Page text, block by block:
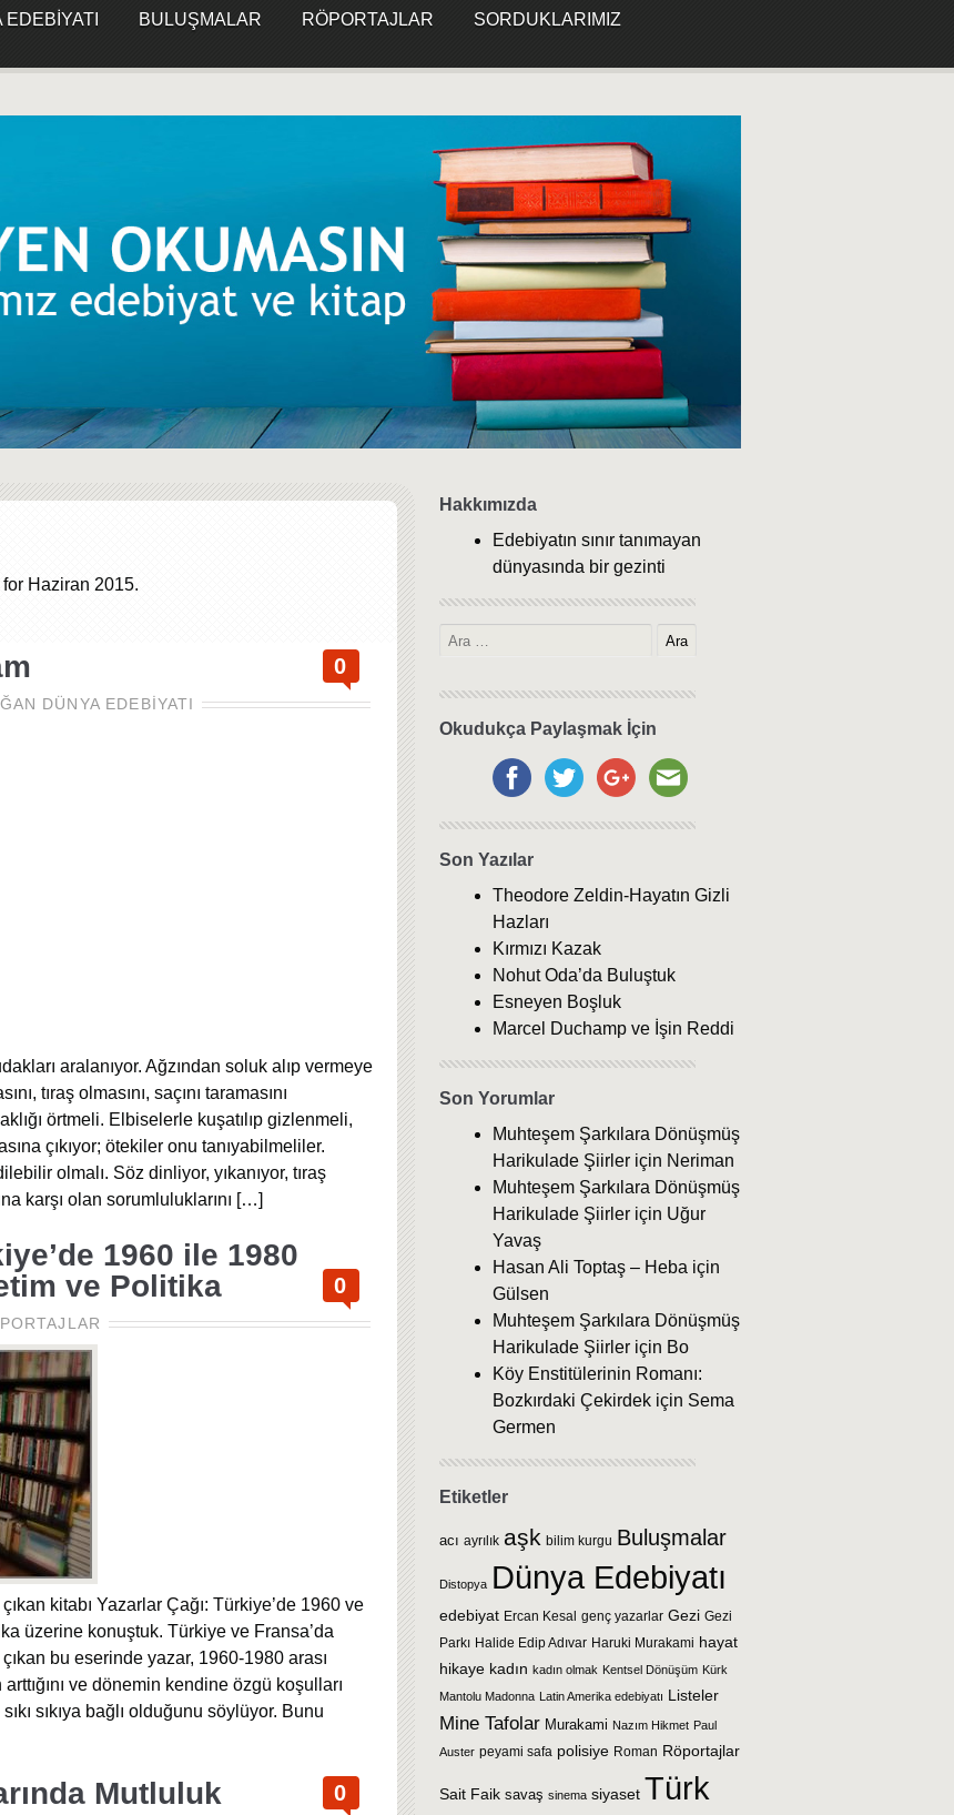
EDEBIYATI BULUŞMALAR RÖPORTAJLAR
SORDUKLARIMIZ
Haziran 2015.
DÜNYA EDEBIYATI
0
aralanıyor. Ağzından soluk alıp vermeye
tıraş olmasını, saçını taramasını
örtmeli. Elbiselerle kuşatılıp gizlenmeli,
çıkıyor; ötekiler onu tanıyabilmeliler.
olmalı. Söz dinliyor, yıkanıyor, tıraş
karşı olan sorumluluklarını […]
1960 ile 1980
ve Politika
0
kitabı Yazarlar Çağı: Türkiye’de 1960 ve
üzerine konuştuk. Türkiye ve Fransa’da
bu eserinde yazar, 1960-1980 arası
ve dönemin kendine özgü koşulları
sıkıya bağlı olduğunu söylüyor. Bunu
Mutluluk 0
Hakkımızda
Edebiyatın sınır tanımayan
dünyasında bir gezinti
Okudukça Paylaşmak İçin
Son Yazılar
Theodore Zeldin-Hayatın Gizli
Hazları
Kırmızı Kazak
Nohut Oda’da Buluştuk
Esneyen Boşluk
Marcel Duchamp ve İşin Reddi
Son Yorumlar
Muhteşem Şarkılara Dönüşmüş
Harikulade Şiirler için Neriman
Muhteşem Şarkılara Dönüşmüş
Harikulade Şiirler için Uğur
Yavaş
Hasan Ali Toptaş – Heba için
Gülsen
Muhteşem Şarkılara Dönüşmüş
Harikulade Şiirler için Bo
Köy Enstitülerinin Romanı:
Bozkırdaki Çekirdek için Sema
Germen
Etiketler
acı ayrılık aşk bilim kurgu Buluşmalar
Distopya Dünya Edebiyatı
edebiyat Ercan Kesal genç yazarlar Gezi Gezi
Parkı Halide Edip Adıvar Haruki Murakami hayat
hikaye kadın kadın olmak Kentsel Dönüşüm Kürk
Mantolu Madonna Latin Amerika edebiyatı Listeler
Mine Tafolar Murakami Nazım Hikmet Paul
Auster peyami safa polisiye Roman Röportajlar
Sait Faik savaş sinema siyaset Türk